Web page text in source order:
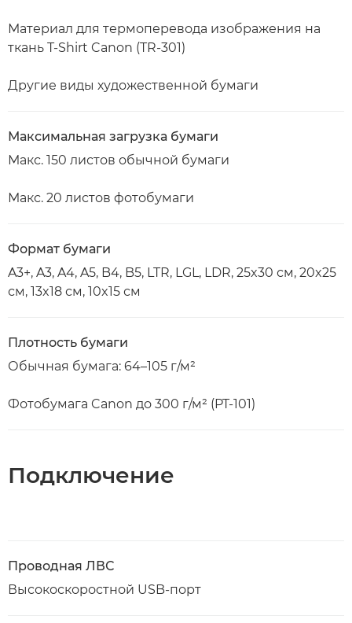
Материал для термоперевода изображения на
ткань T-Shirt Canon (TR-301)
Другие виды художественной бумаги
Максимальная загрузка бумаги
Макс. 150 листов обычной бумаги
Макс. 20 листов фотобумаги
Формат бумаги
A3+, A3, A4, A5, B4, B5, LTR, LGL, LDR, 25x30 см, 20x25
см, 13x18 см, 10x15 см
Плотность бумаги
Обычная бумага: 64–105 г/м²
Фотобумага Canon до 300 г/м² (PT-101)
Подключение
Проводная ЛВС
Высокоскоростной USB-порт